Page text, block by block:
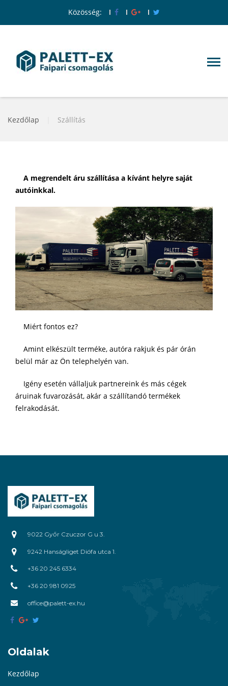
Közösség:
Kezdőlap Szállítás
A megrendelt áru szállítása a kívánt helyre saját
autóinkkal.
Miért fontos ez?
Amint elkészült terméke, autóra rakjuk és pár órán
belül már az Ön telephelyén van.
Igény esetén vállaljuk partnereink és más cégek
áruinak fuvarozását, akár a szállítandó termékek
felrakodását.
9022 Győr Czuczor G u 3.
9242 Hanságliget Diófa utca 1.
+36 20 245 6334
+36 20 981 0925
office@palett-ex.hu
Oldalak
Kezdőlap